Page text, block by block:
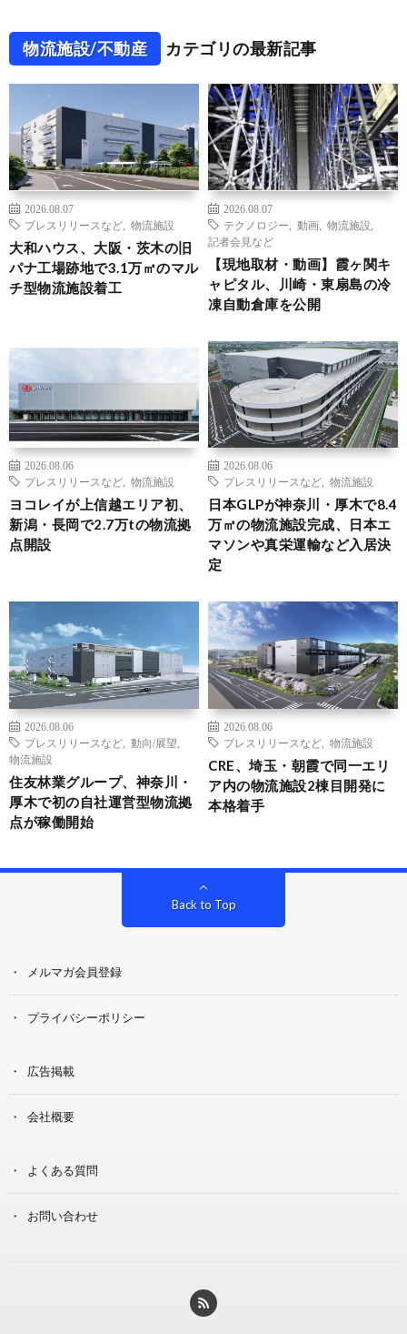
物流施設/不動産 カテゴリの最新記事
2026.08.07
プレスリリースなど
物流施設
大和ハウス、大阪・茨木の旧
パナ工場跡地で3.1万㎡のマル
チ型物流施設着工
2026.08.07
テクノロジー
動画 物流施設
記者会見など
【現地取材・動画】霞ヶ関キ
ャピタル、川崎・東扇島の冷
凍自動倉庫を公開
2026.08.06
プレスリリースなど
物流施設
ヨコレイが上信越エリア初、
新潟・長岡で2.7万tの物流拠
点開設
2026.08.06
プレスリリースなど
物流施設
日本GLPが神奈川・厚木で8.4
万㎡の物流施設完成、日本エ
マソンや真栄運輸など入居決
定
2026.08.06
プレスリリースなど
動向/展望
物流施設
住友林業グループ、神奈川・
厚木で初の自社運営型物流拠
点が稼働開始
2026.08.06
プレスリリースなど
物流施設
CRE、埼玉・朝霞で同一エリ
ア内の物流施設2棟目開発に
本格着手
Back to Top
メルマガ会員登録
プライバシーポリシー
広告掲載
会社概要
よくある質問
お問い合わせ